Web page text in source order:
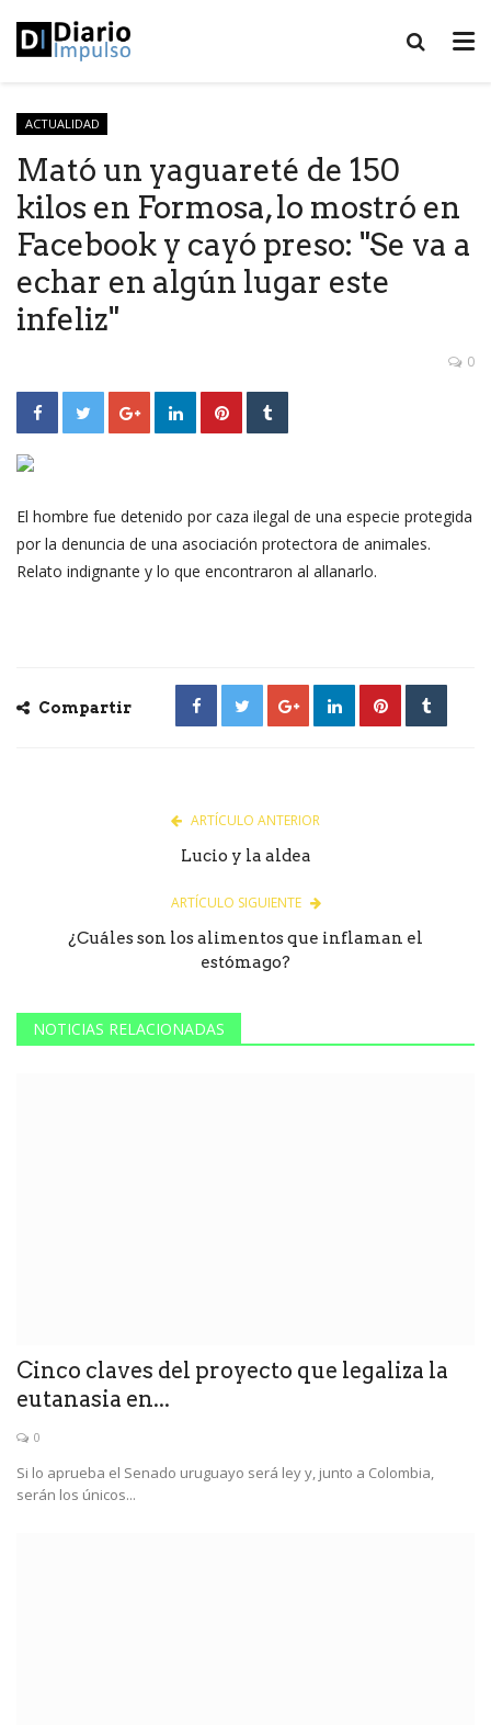
ACTUALIDAD
Mató un yaguareté de 150
kilos en Formosa, lo mostró en
Facebook y cayó preso: "Se va a
echar en algún lugar este
infeliz"
0
El hombre fue detenido por caza ilegal de una especie protegida
por la denuncia de una asociación protectora de animales.
Relato indignante y lo que encontraron al allanarlo.
Compartir
ARTÍCULO ANTERIOR
Lucio y la aldea
ARTÍCULO SIGUIENTE
¿Cuáles son los alimentos que inflaman el
estómago?
NOTICIAS RELACIONADAS
Cinco claves del proyecto que legaliza la
eutanasia en...
0
Si lo aprueba el Senado uruguayo será ley y, junto a Colombia,
serán los únicos...